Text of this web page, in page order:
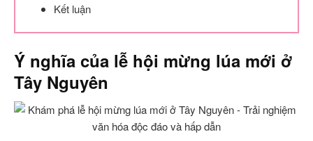
Kết luận
Ý nghĩa của lễ hội mừng lúa mới ở
Tây Nguyên